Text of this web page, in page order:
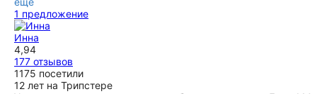
1 предложение
Инна
4,94
177 отзывов
1175 посетили
12 лет на Трипстере